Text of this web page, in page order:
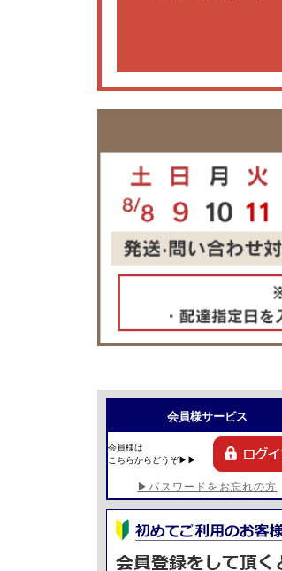
会員様サービス
会員様は
こちらからどうぞ▶▶
▶パスワードをお忘れの方